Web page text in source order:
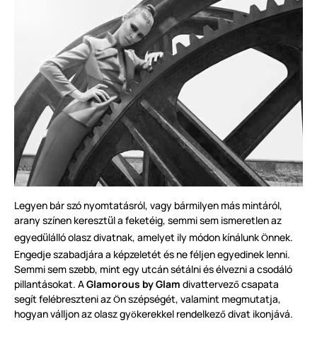
Legyen bár szó nyomtatásról, vagy bármilyen más mintáról,
arany színen keresztül a feketéig, semmi sem ismeretlen az
egyedülálló olasz divatnak, amelyet ily módon kínálunk Önnek.
Engedje szabadjára a képzeletét és ne féljen egyedinek lenni.
Semmi sem szebb, mint egy utcán sétálni és élvezni a csodáló
pillantásokat. AGlamorous by Glam divattervező csapata
segít felébreszteni az Ön szépségét, valamint megmutatja,
hogyan válljon az olasz gyökerekkel rendelkező divat ikonjává.